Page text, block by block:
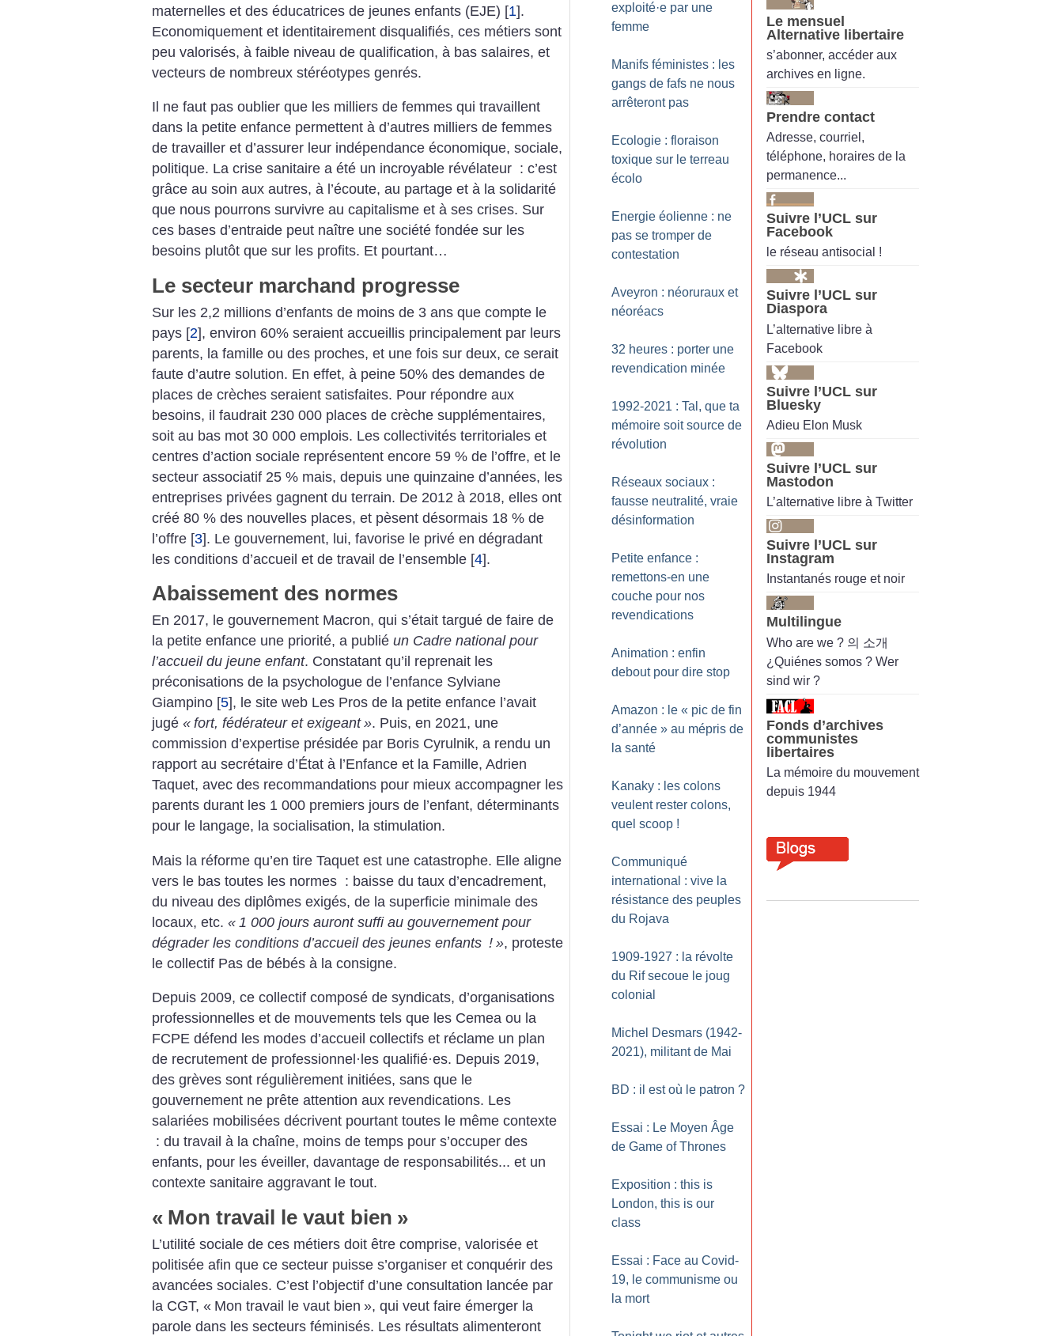
maternelles et des éducatrices de jeunes enfants (EJE) [1].
Economiquement et identitairement disqualifiés, ces métiers sont
peu valorisés, à faible niveau de qualification, à bas salaires, et
vecteurs de nombreux stéréotypes genrés.
Il ne faut pas oublier que les milliers de femmes qui travaillent
dans la petite enfance permettent à d’autres milliers de femmes
de travailler et d’assurer leur indépendance économique, sociale,
politique. La crise sanitaire a été un incroyable révélateur : c’est
grâce au soin aux autres, à l’écoute, au partage et à la solidarité
que nous pourrons survivre au capitalisme et à ses crises. Sur
ces bases d’entraide peut naître une société fondée sur les
besoins plutôt que sur les profits. Et pourtant…
Le secteur marchand progresse
Sur les 2,2 millions d’enfants de moins de 3 ans que compte le
pays [2], environ 60% seraient accueillis principalement par leurs
parents, la famille ou des proches, et une fois sur deux, ce serait
faute d’autre solution. En effet, à peine 50% des demandes de
places de crèches seraient satisfaites. Pour répondre aux
besoins, il faudrait 230 000 places de crèche supplémentaires,
soit au bas mot 30 000 emplois. Les collectivités territoriales et
centres d’action sociale représentent encore 59 % de l’offre, et le
secteur associatif 25 % mais, depuis une quinzaine d’années, les
entreprises privées gagnent du terrain. De 2012 à 2018, elles ont
créé 80 % des nouvelles places, et pèsent désormais 18 % de
l’offre [3]. Le gouvernement, lui, favorise le privé en dégradant
les conditions d’accueil et de travail de l’ensemble [4].
Abaissement des normes
En 2017, le gouvernement Macron, qui s’était targué de faire de
la petite enfance une priorité, a publié un Cadre national pour
l’accueil du jeune enfant. Constatant qu’il reprenait les
préconisations de la psychologue de l’enfance Sylviane
Giampino [5], le site web Les Pros de la petite enfance l’avait
jugé « fort, fédérateur et exigeant ». Puis, en 2021, une
commission d’expertise présidée par Boris Cyrulnik, a rendu un
rapport au secrétaire d’État à l’Enfance et la Famille, Adrien
Taquet, avec des recommandations pour mieux accompagner les
parents durant les 1 000 premiers jours de l’enfant, déterminants
pour le langage, la socialisation, la stimulation.
Mais la réforme qu’en tire Taquet est une catastrophe. Elle aligne
vers le bas toutes les normes : baisse du taux d’encadrement,
du niveau des diplômes exigés, de la superficie minimale des
locaux, etc. « 1 000 jours auront suffi au gouvernement pour
dégrader les conditions d’accueil des jeunes enfants ! », proteste
le collectif Pas de bébés à la consigne.
Depuis 2009, ce collectif composé de syndicats, d’organisations
professionnelles et de mouvements tels que les Cemea ou la
FCPE défend les modes d’accueil collectifs et réclame un plan
de recrutement de professionnel · les qualifié·es. Depuis 2019,
des grèves sont régulièrement initiées, sans que le
gouvernement ne prête attention aux revendications. Les
salariées mobilisées décrivent pourtant toutes le même contexte
: du travail à la chaîne, moins de temps pour s’occuper des
enfants, pour les éveiller, davantage de responsabilités... et un
contexte sanitaire aggravant le tout.
« Mon travail le vaut bien »
L’utilité sociale de ces métiers doit être comprise, valorisée et
politisée afin que ce secteur puisse s’organiser et conquérir des
avancées sociales. C’est l’objectif d’une consultation lancée par
la CGT, « Mon travail le vaut bien », qui veut faire émerger la
parole dans les secteurs féminisés. Les résultats alimenteront
exploité·e par une
femme
Manifs féministes : les
gangs de fafs ne nous
arrêteront pas
Ecologie : floraison
toxique sur le terreau
écolo
Energie éolienne : ne
pas se tromper de
contestation
Aveyron : néoruraux et
néoréacs
32 heures : porter une
revendication minée
1992-2021 : Tal, que ta
mémoire soit source de
révolution
Réseaux sociaux :
fausse neutralité, vraie
désinformation
Petite enfance :
remettons-en une
couche pour nos
revendications
Animation : enfin
debout pour dire stop
Amazon : le « pic de fin
d’année » au mépris de
la santé
Kanaky : les colons
veulent rester colons,
quel scoop !
Communiqué
international : vive la
résistance des peuples
du Rojava
1909-1927 : la révolte
du Rif secoue le joug
colonial
Michel Desmars (1942-
2021), militant de Mai
BD : il est où le patron ?
Essai : Le Moyen Âge
de Game of Thrones
Exposition : this is
London, this is our
class
Essai : Face au Covid-
19, le communisme ou
la mort
Le mensuel
Alternative libertaire
s’abonner, accéder aux
archives en ligne.
Prendre contact
Adresse, courriel,
téléphone, horaires de la
permanence...
Suivre l’UCL sur
Facebook
le réseau antisocial !
Suivre l’UCL sur
Diaspora
L’alternative libre à
Facebook
Suivre l’UCL sur
Bluesky
Adieu Elon Musk
Suivre l’UCL sur
Mastodon
L’alternative libre à Twitter
Suivre l’UCL sur
Instagram
Instantanés rouge et noir
Multilingue
Who are we ? 의 소개
¿Quiénes somos ? Wer
sind wir ?
Fonds d’archives
communistes
libertaires
La mémoire du mouvement
depuis 1944